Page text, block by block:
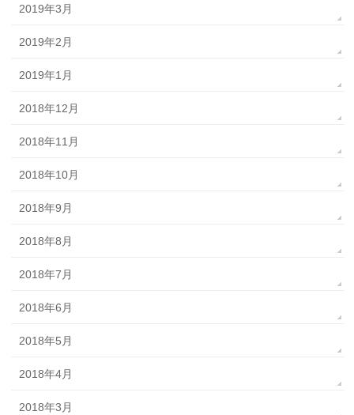
2019年3月
2019年2月
2019年1月
2018年12月
2018年11月
2018年10月
2018年9月
2018年8月
2018年7月
2018年6月
2018年5月
2018年4月
2018年3月